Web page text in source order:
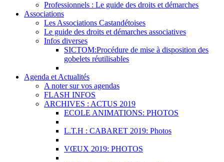
Professionnels : Le guide des droits et démarches
Associations
Les Associations Castandétoises
Le guide des droits et démarches associatives
Infos diverses
SICTOM:Procédure de mise à disposition des
gobelets réutilisables
Agenda et Actualités
A noter sur vos agendas
FLASH INFOS
ARCHIVES : ACTUS 2019
ECOLE ANIMATIONS: PHOTOS
L.T.H : CABARET 2019: Photos
VŒUX 2019: PHOTOS